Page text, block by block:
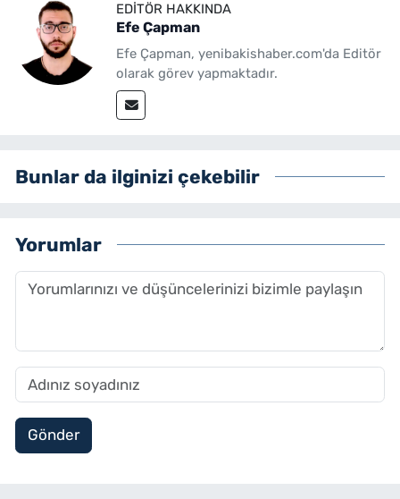
EDITÖR HAKKINDA
Efe Çapman
Efe Çapman, yenibakishaber.com'da Editör
olarak görev yapmaktadır.
Bunlar da ilginizi çekebilir
Yorumlar
Gönder